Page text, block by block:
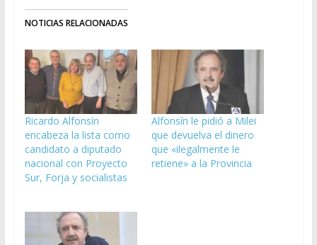
NOTICIAS RELACIONADAS
Ricardo Alfonsín
encabeza la lista como
candidato a diputado
nacional con Proyecto
Sur, Forja y socialistas
Alfonsín le pidió a Milei
que devuelva el dinero
que «ilegalmente le
retiene» a la Provincia